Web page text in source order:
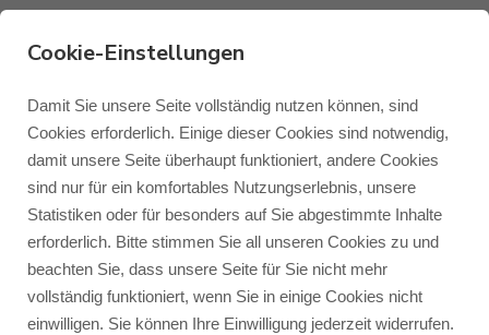
Monitor Audio
Monitor Audio Custom Install
Roksan
Blog Monitor Audio
Blog Roksan
Blog Blok
Monitor Audio Bronze
On-Wall 7G
Perfekt für alle, die eigentlich gar keinen
Platz für Lautsprecher haben – Sie
möchten erstklassig Musik hören und Filme
Cookie-Einstellungen
Damit Sie unsere Seite vollständig nutzen können, sind
Cookies erforderlich. Einige dieser Cookies sind notwendig,
damit unsere Seite überhaupt funktioniert, andere Cookies
sind nur für ein komfortables Nutzungserlebnis, unsere
Statistiken oder für besonders auf Sie abgestimmte Inhalte
erforderlich. Bitte stimmen Sie all unseren Cookies zu und
beachten Sie, dass unsere Seite für Sie nicht mehr
vollständig funktioniert, wenn Sie in einige Cookies nicht
einwilligen. Sie können Ihre Einwilligung jederzeit widerrufen.